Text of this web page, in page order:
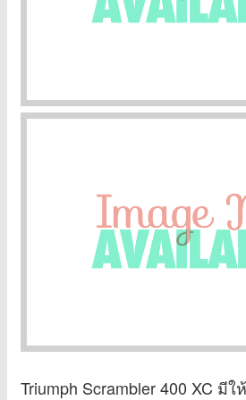
Triumph Scrambler 400 XC มีใ